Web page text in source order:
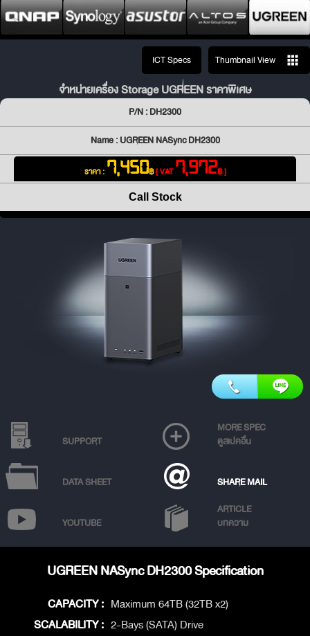
ICT Specs Thumbnail View
จำหน่ายเครื่อง Storage UGREEN ราคาพิเศษ
P/N : DH2300
Name : UGREEN NASync DH2300
ราคา : 7,450฿[ VAT7,972฿ ]
Call Stock
SUPPORT
MORE SPEC
ดูสเปคอื่น
DATA SHEET SHARE MAIL
YOUTUBE
ARTICLE
บทความ
UGREEN NASync DH2300 Specification
CAPACITY : Maximum 64TB (32TB x2)
SCALABILITY : 2-Bays (SATA) Drive